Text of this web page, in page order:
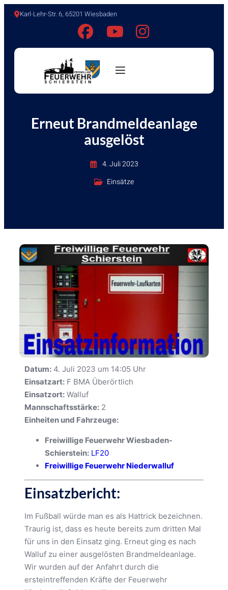
Karl-Lehr-Str. 6, 65201 Wiesbaden
Erneut Brandmeldeanlage
ausgelöst
4. Juli 2023
Einsätze
Datum: 4. Juli 2023 um 14:05 Uhr
Einsatzart: F BMA Überörtlich
Einsatzort: Walluf
Mannschaftsstärke: 2
Einheiten und Fahrzeuge:
Freiwillige Feuerwehr Wiesbaden-
Schierstein: LF20
Freiwillige Feuerwehr Niederwalluf
Einsatzbericht:
Im Fußball würde man es als Hattrick bezeichnen.
Traurig ist, dass es heute bereits zum dritten Mal
für uns in den Einsatz ging. Erneut ging es nach
Walluf zu einer ausgelösten Brandmeldeanlage.
Wir wurden auf der Anfahrt durch die
ersteintreffenden Kräfte der Feuerwehr